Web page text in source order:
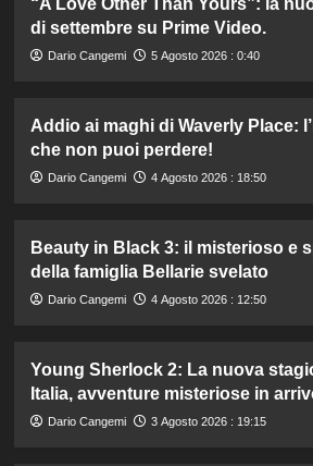
di settembre su Prime Video.
Dario Cangemi 5 Agosto 2026 : 0:40
Addio ai maghi di Waverly Place:
che non puoi perdere!
Dario Cangemi 4 Agosto 2026 : 18:50
Beauty in Black 3: il misterioso e
della famiglia Bellarie svelato
Dario Cangemi 4 Agosto 2026 : 12:50
Young Sherlock 2: La nuova
Italia, avventure misteriose in
Dario Cangemi 3 Agosto 2026 : 19:15